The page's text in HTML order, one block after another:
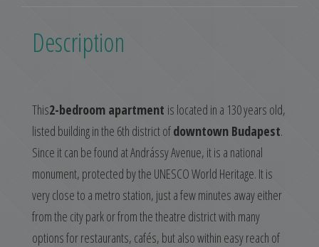
Description
This2-bedroom apartment is located in a 130 years old,
listed building in the 6th district ofdowntown Budapest.
Since it can be found at Andrássy Avenue, it is a national
monument, protected by the UNESCO World Heritage. It is
very close to a metro station, just a few minutes away either
from the city park or from the theatre district with many
options for restaurants, cafés, but also within easy reach of